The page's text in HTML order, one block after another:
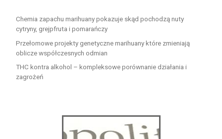
Chemia zapachu marihuany pokazuje skąd pochodzą nuty
cytryny, grejpfruta i pomarańczy
Przełomowe projekty genetyczne marihuany które zmieniają
oblicze współczesnych odmian
THC kontra alkohol – kompleksowe porównanie działania i
zagrożeń